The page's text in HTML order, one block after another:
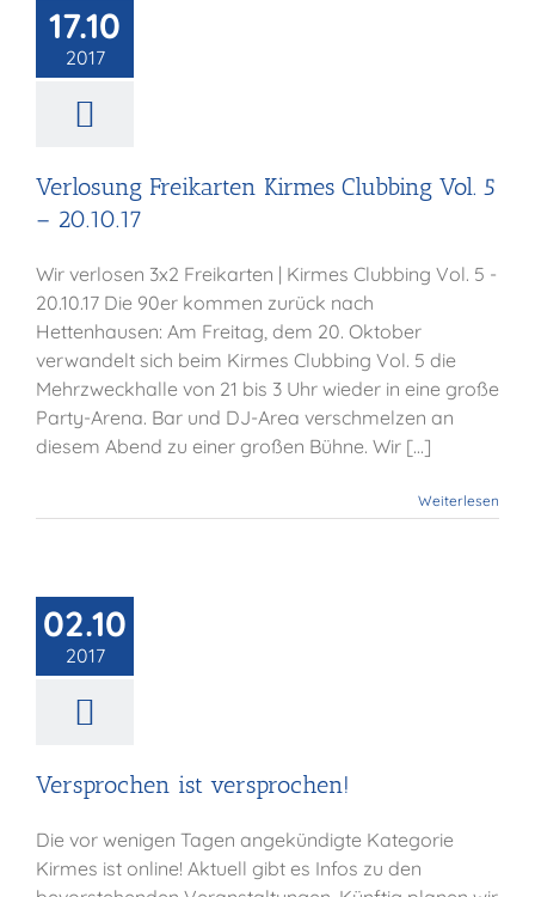
17.10
2017
Vol. 5
Verlosung Freikarten Kirmes Clubbing Vol. 5
– 20.10.17
Wir verlosen 3x2 Freikarten | Kirmes Clubbing Vol. 5 -
20.10.17 Die 90er kommen zurück nach
Hettenhausen: Am Freitag, dem 20. Oktober
verwandelt sich beim Kirmes Clubbing Vol. 5 die
Mehrzweckhalle von 21 bis 3 Uhr wieder in eine große
Party-Arena. Bar und DJ-Area verschmelzen an
diesem Abend zu einer großen Bühne. Wir [...]
Weiterlesen
02.10
2017
ist
Versprochen ist versprochen!
Die vor wenigen Tagen angekündigte Kategorie
Kirmes ist online! Aktuell gibt es Infos zu den